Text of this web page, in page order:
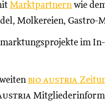
Marktpartnernwie
Molkereien, Gastro-
im
bio austria